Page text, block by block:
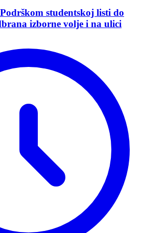
studentskoj listi do
izborne volje i na ulici